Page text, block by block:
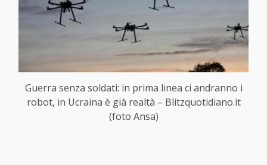
Guerra senza soldati: in prima linea ci andranno i
robot, in Ucraina è già realtà – Blitzquotidiano.it
(foto Ansa)